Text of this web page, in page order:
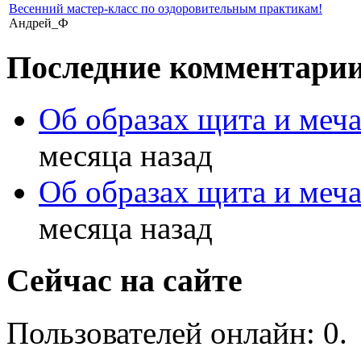
Весенний мастер-класс по оздоровительным практикам!
Андрей_Ф
Последние
Об образах щита и
месяца назад
Об образах щита и
месяца назад
Сейчас на сайте
Пользователей онлайн: 0.